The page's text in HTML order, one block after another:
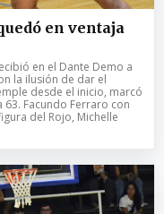
en ventaja
en el Dante Demo a
la ilusión de dar el
desde el inicio, marcó
Facundo Ferraro con
del Rojo, Michelle